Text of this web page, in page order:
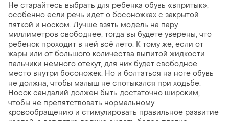
Не старайтесь выбрать для ребенка обувь «впритык»,
особенно если речь идет о босоножках с закрытой
пяткой и носком. Лучше взять модель на пару
миллиметров свободнее, тогда вы будете уверены, что
ребенок проходит в ней всё лето. К тому же, если от
жары или от большого количества выпитой жидкости
пальчики немного отекут, для них будет свободное
место внутри босоножек. Но и болтаться на ноге обувь
не должна, чтобы малыш не спотыкался при ходьбе.
Носок сандалий должен быть достаточно широким,
чтобы не препятствовать нормальному
кровообращению и стимулировать правильное развитие